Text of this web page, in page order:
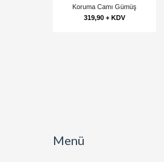
Koruma Camı Gümüş
319,90 + KDV
Menü